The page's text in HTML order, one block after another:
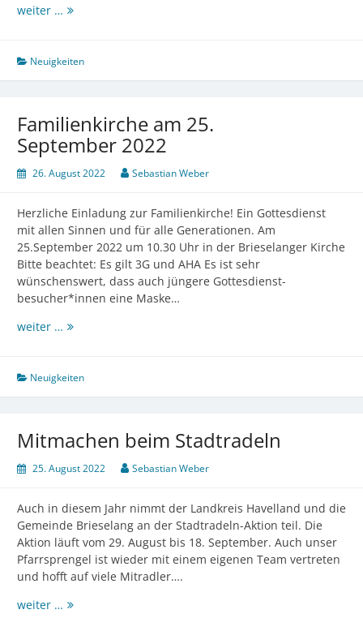
weiter … Abendklang:
Kreiskantorin
Härtel
Neuigkeiten
Familienkirche am 25.
September 2022
26. August 2022 Sebastian Weber
Herzliche Einladung zur Familienkirche! Ein Gottesdienst
mit allen Sinnen und für alle Generationen. Am
25.September 2022 um 10.30 Uhr in der Brieselanger Kirche
Bitte beachtet: Es gilt 3G und AHA Es ist sehr
wünschenswert, dass auch jüngere Gottesdienst-
besucher*innen eine Maske…
weiter … Familienkirche
September
2022
Neuigkeiten
Mitmachen beim Stadtradeln
25. August 2022 Sebastian Weber
Auch in diesem Jahr nimmt der Landkreis Havelland und die
Gemeinde Brieselang an der Stadtradeln-Aktion teil. Die
Aktion läuft vom 29. August bis 18. September. Auch unser
Pfarrsprengel ist wieder mit einem eigenen Team vertreten
und hofft auf viele Mitradler….
weiter … Mitmachen